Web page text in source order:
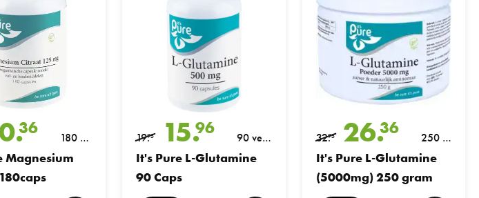
36
180 ca
psules
Magnesium
19.
95 15.96
90 vegi
caps
It's Pure L-Glutamine
90 Caps
32.
95 26.36
250 gr
am
It's Pure L-Glutamine
(5000mg) 250 gram